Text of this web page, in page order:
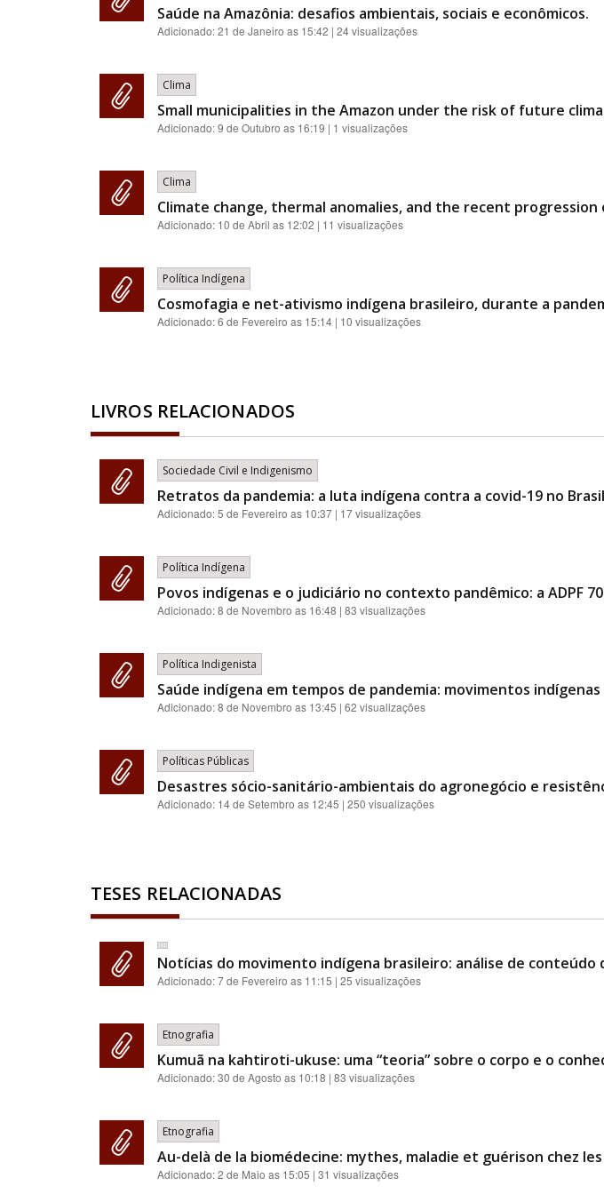
Saúde na Amazônia: desafios ambientais, sociais e econômicos.
Adicionado:21 de Janeiro as 15:42 | 24 visualizações
Clima
Small municipalities in the Amazon under the risk of future
Adicionado:9 de Outubro as 16:19 | 1 visualizações
Clima
Climate change, thermal anomalies, and the recent progression
Adicionado: 10 de Abril as 12:02 | 11 visualizações
Política Indígena
Cosmofagia e net-ativismo indígena brasileiro, durante a
Adicionado:6 de Fevereiro as 15:14 | 10 visualizações
LIVROS RELACIONADOS
Sociedade Civil e Indigenismo
Retratos da pandemia: a luta indígena contra a covid-19 no
Adicionado:5 de Fevereiro as 10:37 | 17 visualizações
Política Indígena
Povos indígenas e o judiciário no contexto pandêmico: a ADPF
Adicionado:8 de Novembro as 16:48 | 83 visualizações
Política Indigenista
Saúde indígena em tempos de pandemia: movimentos
Adicionado:8 de Novembro as 13:45 | 62 visualizações
Políticas Públicas
Desastres sócio-sanitário-ambientais do agronegócio e
Adicionado: 14 de Setembro as 12:45 | 250 visualizações
TESES RELACIONADAS
Notícias do movimento indígena brasileiro: análise de conteúdo
Adicionado:7 de Fevereiro as 11:15 | 25 visualizações
Etnografia
Kumuã na kahtiroti-ukuse: uma “teoria” sobre o corpo e o
Adicionado:30 de Agosto as 10:18 | 83 visualizações
Etnografia
Au-delà de la biomédecine: mythes, maladie et guérison chez
Adicionado:2 de Maio as 15:05 | 31 visualizações